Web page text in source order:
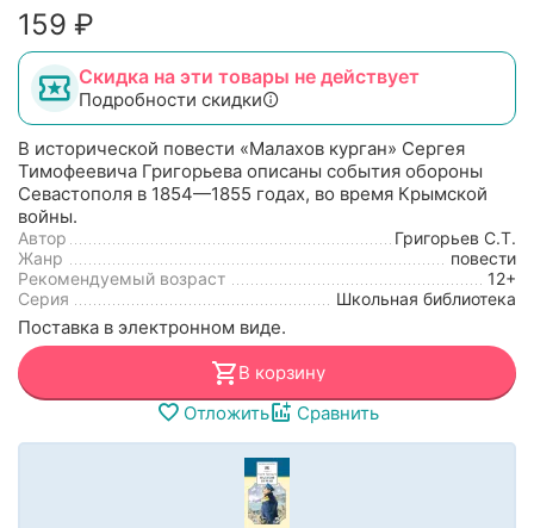
‍159‍ ₽
Скидка на эти товары не действует
Подробности скидки
В исторической повести «Малахов курган» Сергея
Тимофеевича Григорьева описаны события обороны
Севастополя в 1854—1855 годах, во время Крымской
войны.
Автор
Григорьев С.Т.
Жанр
повести
Рекомендуемый возраст
12+
Серия
Школьная библиотека
Поставка в электронном виде.
В корзину
Отложить
Сравнить